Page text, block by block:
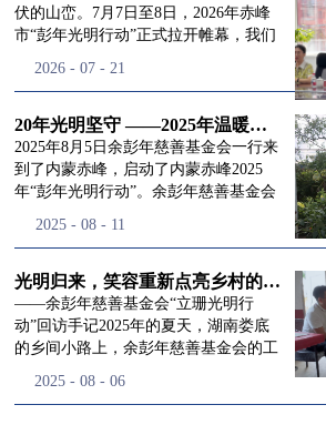
合党支部书记曾层同志。本次会议由理
事长徐滨主持，会议出席人数超过理事
换届会议严格按照基金会章程规定流程
同回顾了基金会过往任期内在助学兴
教、医疗救助、公益事业普惠等多个领
域深耕耕耘的公益历程，充分肯定了第
三届理事会全体成员多年来接续付出的
民、济世利人"的慈善理念所做出的突
流程，完成了新一届治理层的选举任
命，全新的第四届理事会正式组建完
成：选举彭志兵、徐滨、彭新英、李
栋、李玲辉、郭启兴、梅鑫为余彭年慈
余彭年慈善基金会第四届理事会监事。
徐滨先生当选余彭年慈善基金会第四届
伏的山峦。7月7日至8日，2026年赤峰
市“彭年光明行动”正式拉开帷幕，我们
土地，赴一场延续了二十一年的光明之
残联唐婷婷理事长到场参与本次启动活
动，由衷肯定了基金会坚持二十一年深
耕光明帮扶的坚守，也向长久奔走推进
项目的我们表达了谢意。二十一年时光
市与县域，一趟趟奔赴偏远地区，只为
景，这份认可，也让我们更加笃定前行
的脚步。启动仪式落幕之后，我们没有
即刻返程，联合赤峰市残联的工作人
员、专业医护队伍走入乡间小路，随机
小路弯弯曲曲，两边是繁茂的林木，我
2026 - 07 - 21
20年光明坚守 ——2025年温暖启程“彭年光明行动”内蒙赤峰
2025年8月5日余彭年慈善基金会一行来
到了内蒙赤峰，启动了内蒙赤峰2025
年“彭年光明行动”。余彭年慈善基金会
欣以及余彭年慈善基金会志愿者姜颖妍
峰市残联理事长孙德欣对我们“彭年光
明行动”给予了高度的肯定，他表示“彭
年光明行动”不仅仅是帮助白内障患者
恢复光明，最重要的是减轻了患者家庭
事业的生动体现。随后余彭年慈善基金
2025 - 08 - 11
光明归来，笑容重新点亮乡村的角落
——余彭年慈善基金会“立珊光明行
动”回访手记2025年的夏天，湖南娄底
的乡间小路上，余彭年慈善基金会的工
着一份特别的牵挂，走进了一个个普通
2025 - 08 - 06